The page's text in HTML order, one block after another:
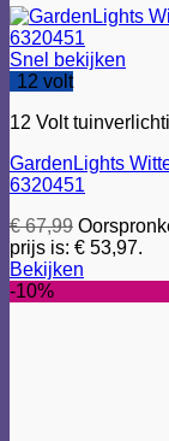
Snel bekijken
12 volt
12 Volt
GardenLights
6320451
€67,99
prijs is: € 53,97.
Bekijken
-10%